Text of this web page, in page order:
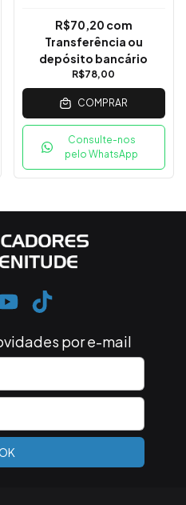
R$78,00
R$70,20 com
Transferência ou
depósito bancário
COMPRAR
Consulte-nos
pelo WhatsApp
por e-mail